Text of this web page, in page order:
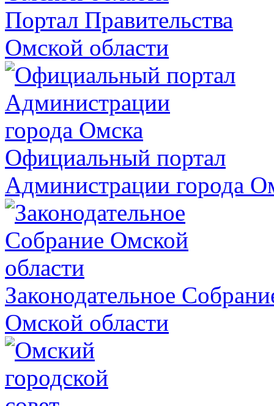
Портал Правительства
Омской области
Официальный портал
Администрации города
Законодательное
Омской области